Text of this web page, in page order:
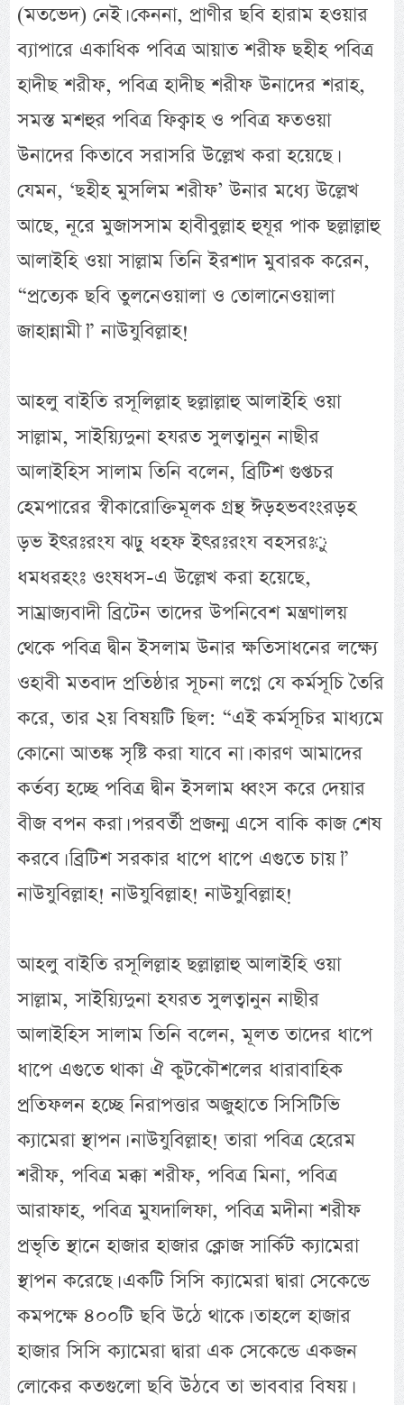
(মতভেদ) নেই। কেননা, প্রাণীর ছবি হারাম হওয়ার
ব্যাপারে একাধিক পবিত্র আয়াত শরীফ ছহীহ পবিত্র
হাদীছ শরীফ, পবিত্র হাদীছ শরীফ উনাদের শরাহ,
সমস্ত মশহুর পবিত্র ফিক্বাহ ও পবিত্র ফতওয়া
উনাদের কিতাবে সরাসরি উল্লেখ করা হয়েছে।
যেমন, ‘ছহীহ মুসলিম শরীফ’ উনার মধ্যে উল্লেখ
আছে, নূরে মুজাসসাম হাবীবুল্লাহ হুযূর পাক ছল্লাল্লাহু
আলাইহি ওয়া সাল্লাম তিনি ইরশাদ মুবারক করেন,
“প্রত্যেক ছবি তুলনেওয়ালা ও তোলানেওয়ালা
জাহান্নামী।” নাউযুবিল্লাহ!
আহলু বাইতি রসূলিল্লাহ ছল্লাল্লাহু আলাইহি ওয়া
সাল্লাম, সাইয়্যিদুনা হযরত সুলত্বানুন নাছীর
আলাইহিস সালাম তিনি বলেন, ব্রিটিশ গুপ্তচর
হেমপারের স্বীকারোক্তিমূলক গ্রন্থ ঈড়হভবংংরড়হ
ড়ভ ইৎরঃরংয ঝঢ়ু ধহফ ইৎরঃরংয বহসরঃু
ধমধরহংঃ ওংষধস-এ উল্লেখ করা হয়েছে,
সাম্রাজ্যবাদী ব্রিটেন তাদের উপনিবেশ মন্ত্রণালয়
থেকে পবিত্র দ্বীন ইসলাম উনার ক্ষতিসাধনের লক্ষ্যে
ওহাবী মতবাদ প্রতিষ্ঠার সূচনা লগ্নে যে কর্মসূচি তৈরি
করে, তার ২য় বিষয়টি ছিল: “এই কর্মসূচির মাধ্যমে
কোনো আতঙ্ক সৃষ্টি করা যাবে না। কারণ আমাদের
কর্তব্য হচ্ছে পবিত্র দ্বীন ইসলাম ধ্বংস করে দেয়ার
বীজ বপন করা। পরবর্তী প্রজন্ম এসে বাকি কাজ শেষ
করবে। ব্রিটিশ সরকার ধাপে ধাপে এগুতে চায়।”
নাউযুবিল্লাহ! নাউযুবিল্লাহ! নাউযুবিল্লাহ!
আহলু বাইতি রসূলিল্লাহ ছল্লাল্লাহু আলাইহি ওয়া
সাল্লাম, সাইয়্যিদুনা হযরত সুলত্বানুন নাছীর
আলাইহিস সালাম তিনি বলেন, মূলত তাদের ধাপে
ধাপে এগুতে থাকা ঐ কুটকৌশলের ধারাবাহিক
প্রতিফলন হচ্ছে নিরাপত্তার অজুহাতে সিসিটিভি
ক্যামেরা স্থাপন। নাউযুবিল্লাহ! তারা পবিত্র হেরেম
শরীফ, পবিত্র মক্কা শরীফ, পবিত্র মিনা, পবিত্র
আরাফাহ, পবিত্র মুযদালিফা, পবিত্র মদীনা শরীফ
প্রভৃতি স্থানে হাজার হাজার ক্লোজ সার্কিট ক্যামেরা
স্থাপন করেছে। একটি সিসি ক্যামেরা দ্বারা সেকেন্ডে
কমপক্ষে ৪০০টি ছবি উঠে থাকে। তাহলে হাজার
হাজার সিসি ক্যামেরা দ্বারা এক সেকেন্ডে একজন
লোকের কতগুলো ছবি উঠবে তা ভাববার বিষয়।